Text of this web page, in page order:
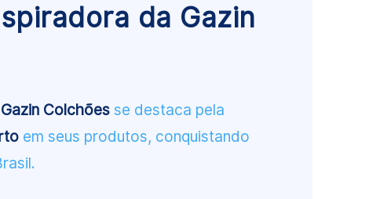
da Gazin
Gazin Colchões se destaca pela
em seus produtos, conquistando